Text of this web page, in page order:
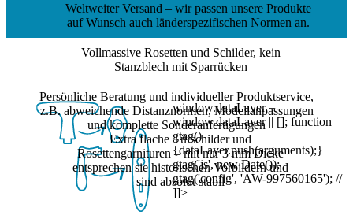
Weltweiter Versand – wir passen unsere Produkte
auf Wunsch auch länderspezifischen Normen an.
Vollmassive Rosetten und Schilder, kein
Stanzblech mit Sparrücken
Persönliche Beratung und individueller Produktservice,
z.B. abweichende Distanznormen, Modellanpassungen
und komplette Sonderanfertigungen
Extra flache Türschilder und
Rosettengarnituren – mit nur 3 mm Dicke
entsprechen sie historischen Vorbildern und
sind absolut stabil
window.dataLayer =
window.dataLayer || []; function
gtag()
{dataLayer.push(arguments);}
gtag('js', new Date());
gtag('config', 'AW-997560165'); //
]]>